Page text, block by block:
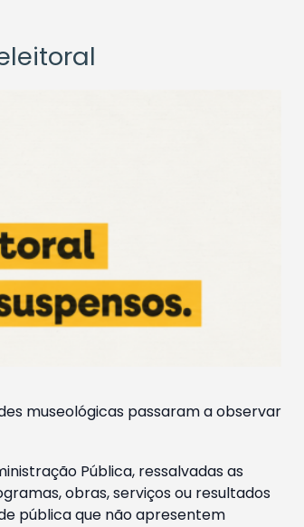
museológicas passaram a observar
Pública, ressalvadas as
obras, serviços ou resultados
pública que não apresentem